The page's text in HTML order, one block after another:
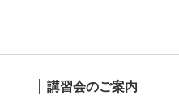
講習会のご案内